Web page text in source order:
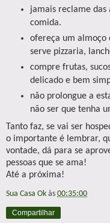
jamais reclame das
comida.
ofereça um almoço
serve pizzaria,
compre frutas,
delicado e bem
não prolongue a
não ser que tenha
Tanto faz, se vai ser
o importante é lembrar,
vontade, dá para se
pessoas que se ama!
Até a próxima!
Sua Casa Ok às 00:35:00
Compartilhar